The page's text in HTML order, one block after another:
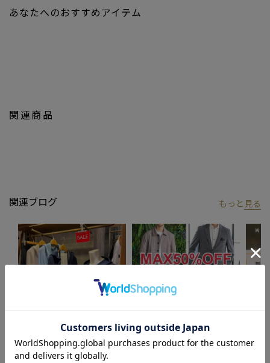
「さりげない上品さ」をキーワードに大人に向けた、素材感と着
※屋外での撮影画像は光の加減で、実際の商品より明るく見える
場合があります。商品の色味は生地アップ・スタジオ撮影の画像
をご参考ください。
関連商品
あなたへのおすすめアイテム
関連ブログ もっと 見る
2024.07.25
【SALE特集】
2024.06.21